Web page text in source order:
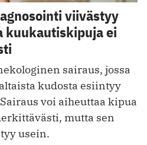
viivästyy
kuukautiskipuja ei
sairaus, jossa
kudosta esiintyy
voi aiheuttaa kipua
mutta sen
usein.